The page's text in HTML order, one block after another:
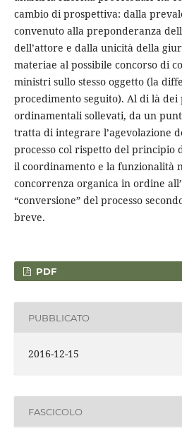
cambio di prospettiva: dalla
convenuto alla preponderanza
dell’attore e dalla unicità della
materiae al possibile concorso di
ministri sullo stesso oggetto (la
procedimento seguito). Al di là
ordinamentali sollevati, da un
tratta di integrare l’agevolazione
processo col rispetto del principio
il coordinamento e la funzionalità
concorrenza organica in ordine
“conversione” del processo
breve.
PDF
PUBBLICATO
2016-12-15
FASCICOLO